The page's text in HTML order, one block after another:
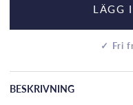
LÄGG
✓ Fri
BESKRIVNING